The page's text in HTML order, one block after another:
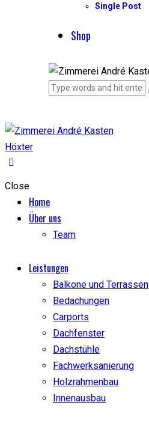
Single Post
Shop
Close
Home
Über uns
Team
Leistungen
Balkone und Terrassen
Bedachungen
Carports
Dachfenster
Dachstühle
Fachwerksanierung
Holzrahmenbau
Innenausbau